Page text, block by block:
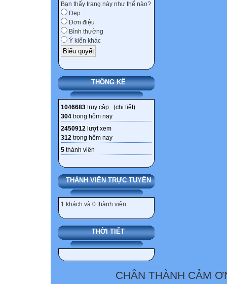
Bạn thấy trang này như thế nào?
Đẹp
Đơn điệu
Bình thường
Ý kiến khác
THỐNG KÊ
1046683 truy cập (chi tiết)
304 trong hôm nay
2450912 lượt xem
312 trong hôm nay
5 thành viên
THÀNH VIÊN TRỰC TUYẾN
1 khách và 0 thành viên
THỜI TIẾT
Bước 3 : Nhấn
CHÂN THÀNH CẢM